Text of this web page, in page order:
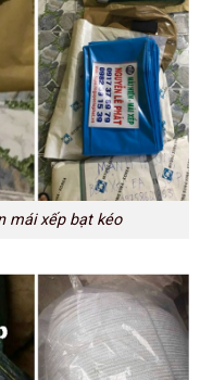
mái xếp bạt kéo